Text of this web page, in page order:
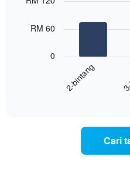
with
bars.
2-bintang
0
RM 60
Cari